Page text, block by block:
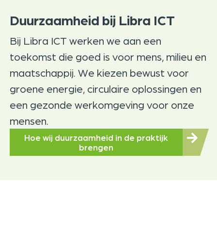
Duurzaamheid bij Libra ICT
Bij Libra ICT werken we aan een
toekomst die goed is voor mens, milieu en
maatschappij. We kiezen bewust voor
groene energie, circulaire oplossingen en
een gezonde werkomgeving voor onze
mensen.
Hoe wij duurzaamheid in de praktijk
brengen